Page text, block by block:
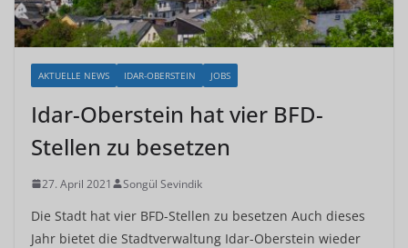
AKTUELLE NEWS IDAR-OBERSTEIN JOBS
Idar-Oberstein hat vier BFD-
Stellen zu besetzen
27. April 2021 Songül Sevindik
Die Stadt hat vier BFD-Stellen zu besetzen Auch dieses
Jahr bietet die Stadtverwaltung Idar-Oberstein wieder